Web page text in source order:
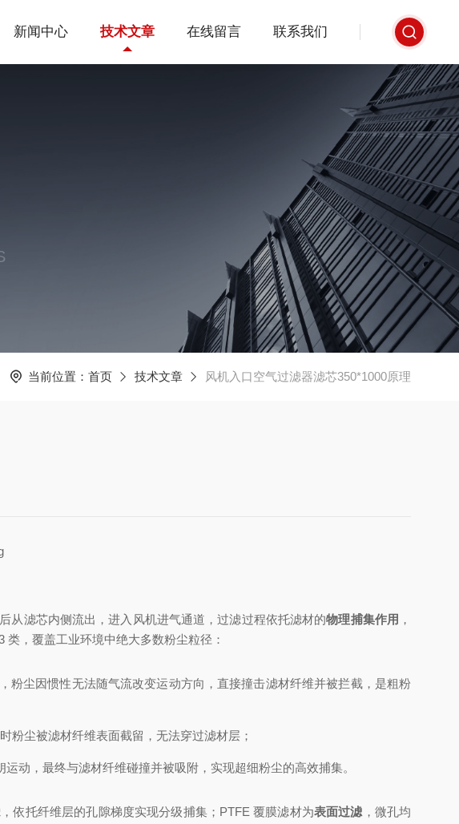
新闻中心 技术文章 在线留言 联系我们
当前位置： 首页 技术文章 风机入口空气过滤器滤芯350*1000原理
从滤芯内侧流出，进入风机进气通道，过滤过程依托滤材的物理捕集作用 ，
类，覆盖工业环境中绝大多数粉尘粒径：
粉尘因惯性无法随气流改变运动方向，直接撞击滤材纤维并被拦截，是粗粉
粉尘被滤材纤维表面截留，无法穿过滤材层；
动，最终与滤材纤维碰撞并被吸附，实现超细粉尘的高效捕集。
依托纤维层的孔隙梯度实现分级捕集；PTFE 覆膜滤材为表面过滤 ，微孔均